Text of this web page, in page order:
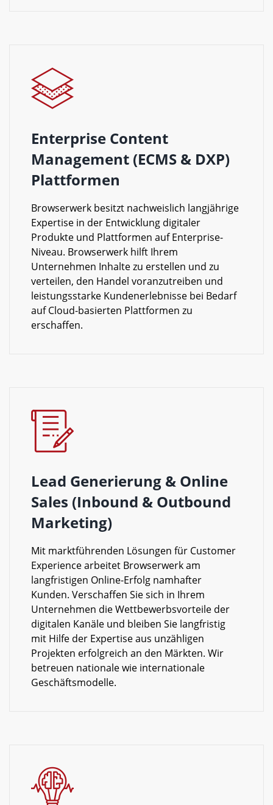
Enterprise Content
Management (ECMS & DXP)
Plattformen
Browserwerk besitzt nachweislich langjährige
Expertise in der Entwicklung digitaler
Produkte und Plattformen auf Enterprise-
Niveau. Browserwerk hilft Ihrem
Unternehmen Inhalte zu erstellen und zu
verteilen, den Handel voranzutreiben und
leistungsstarke Kundenerlebnisse bei Bedarf
auf Cloud-basierten Plattformen zu
erschaffen.
Lead Generierung & Online
Sales (Inbound & Outbound
Marketing)
Mit marktführenden Lösungen für Customer
Experience arbeitet Browserwerk am
langfristigen Online-Erfolg namhafter
Kunden. Verschaffen Sie sich in Ihrem
Unternehmen die Wettbewerbsvorteile der
digitalen Kanäle und bleiben Sie langfristig
mit Hilfe der Expertise aus unzähligen
Projekten erfolgreich an den Märkten. Wir
betreuen nationale wie internationale
Geschäftsmodelle.